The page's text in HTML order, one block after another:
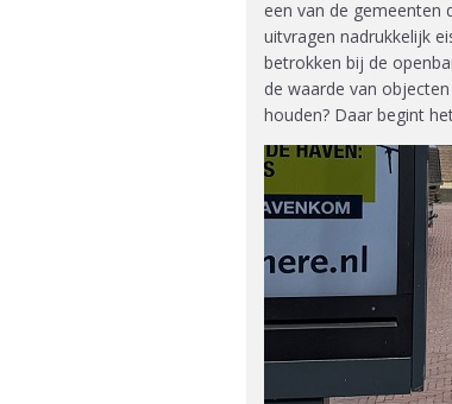
een van de gemeenten
uitvragen nadrukkelijk
betrokken bij de
de waarde van
houden? Daar begint